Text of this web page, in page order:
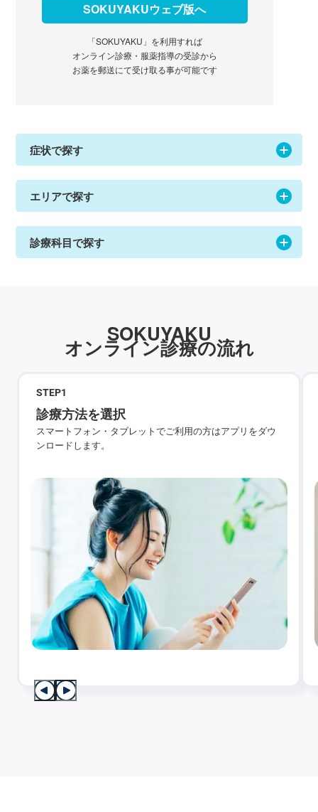
SOKUYAKUウェブ版へ
「SOKUYAKU」を利用すれば
オンライン診療・服薬指導の受診から
お薬を郵送にて受け取る事が可能です
症状で探す
エリアで探す
診療科目で探す
SOKUYAKU
オンライン診療の流れ
STEP1
診療方法を選択
スマートフォン・タブレットでご利用の方はアプリをダウ
ンロードします。